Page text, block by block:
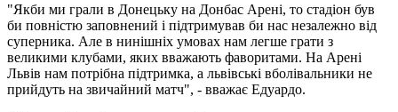
"Якби ми грали в Донецьку на Донбас Арені, то стадіон був
би повністю заповнений і підтримував би нас незалежно від
суперника. Але в нинішніх умовах нам легше грати з
великими клубами, яких вважають фаворитами. На Арені
Львів нам потрібна підтримка, а львівські вболівальники не
прийдуть на звичайний матч", - вважає Едуардо.